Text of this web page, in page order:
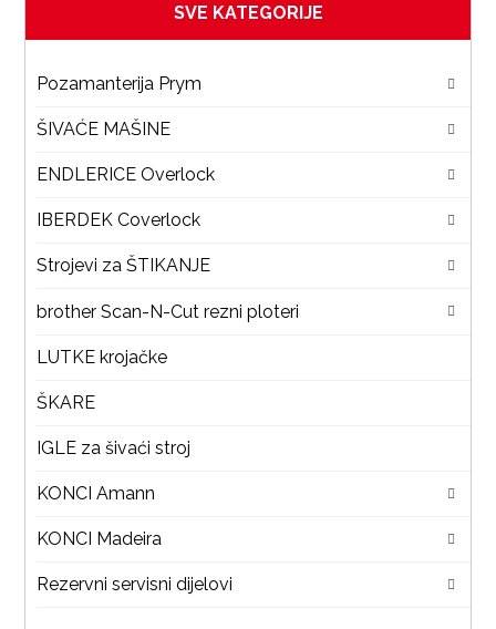
SVE KATEGORIJE
Pozamanterija Prym
ŠIVAĆE MAŠINE
ENDLERICE Overlock
IBERDEK Coverlock
Strojevi za ŠTIKANJE
brother Scan-N-Cut rezni ploteri
LUTKE krojačke
ŠKARE
IGLE za šivaći stroj
KONCI Amann
KONCI Madeira
Rezervni servisni dijelovi